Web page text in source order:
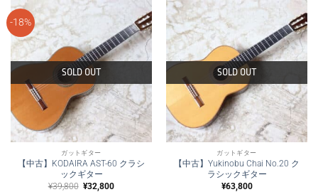
は
¥53,800
た。
格
¥39,800
で
す。
-18%
SOLD OUT
ガットギター
【中古】KODAIRA AST-60 クラシ
ックギター
¥39,800 元
¥32,800現
SOLD OUT
ガットギター
【中古】Yukinobu Chai No.20 ク
ラシックギター
¥63,800